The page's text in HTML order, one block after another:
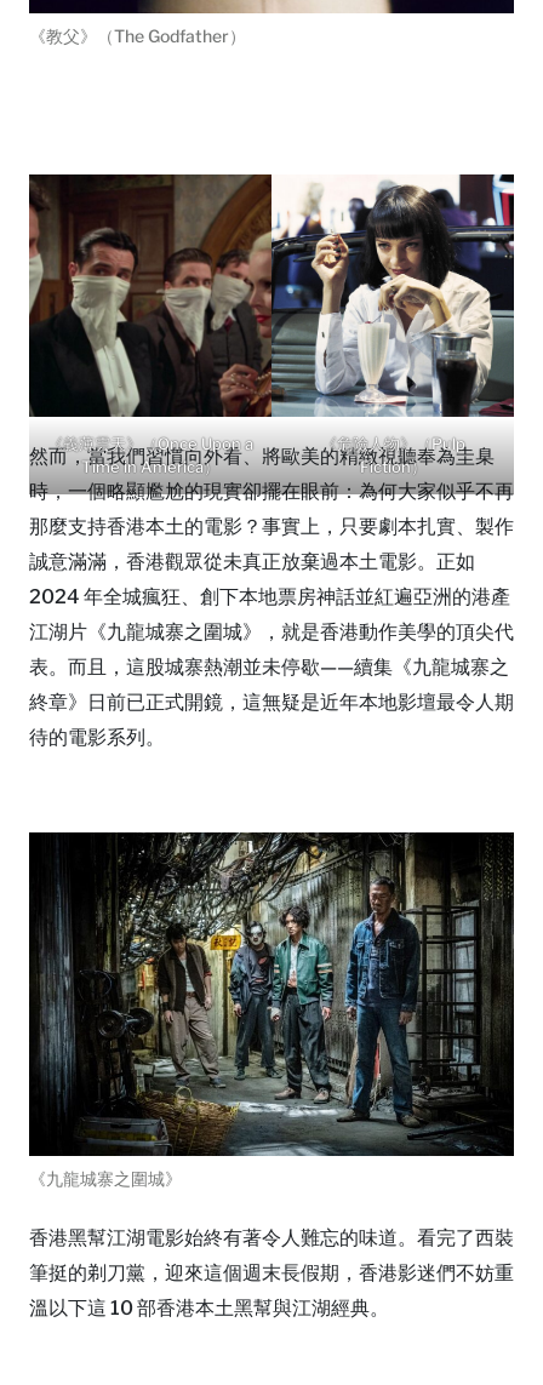
《教父》（The Godfather）
《義薄雲天》（Once Upon a
Time in America）
《危險人物》（Pulp
Fiction）
然而，當我們習慣向外看、將歐美的精緻視聽奉為圭臬
時，一個略顯尷尬的現實卻擺在眼前：為何大家似乎不再
那麼支持香港本土的電影？事實上，只要劇本扎實、製作
誠意滿滿，香港觀眾從未真正放棄過本土電影。正如
2024 年全城瘋狂、創下本地票房神話並紅遍亞洲的港產
江湖片《九龍城寨之圍城》，就是香港動作美學的頂尖代
表。而且，這股城寨熱潮並未停歇——續集《九龍城寨之
終章》日前已正式開鏡，這無疑是近年本地影壇最令人期
待的電影系列。
《九龍城寨之圍城》
香港黑幫江湖電影始終有著令人難忘的味道。看完了西裝
筆挺的剃刀黨，迎來這個週末長假期，香港影迷們不妨重
溫以下這 10 部香港本土黑幫與江湖經典。